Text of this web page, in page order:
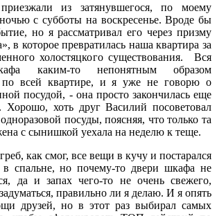
из затянувшегося, по моему
с субботы на воскресенье. Вроде бы
но я рассматривал его через призму
в которое превратилась наша квартира за
холостяцкого существования. Вся
каким-то непонятным образом
по всей квартире, и я уже не говорю о
посудой, - она просто закончилась еще
Хорошо, хоть друг Василий посоветовал
посуды, поясняя, что только та
с сынишкой уехала на неделю к теще.
как смог, все вещи в кучу и постарался
спальне, но почему-то двери шкафа не
да и запах чего-то не очень свежего,
правильно ли я делаю. И я опять
друзей, но в этот раз выбирал самых